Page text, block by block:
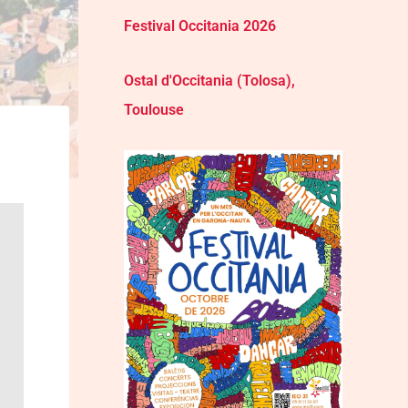
Festival Occitania 2026
Ostal d'Occitania (Tolosa),
Toulouse